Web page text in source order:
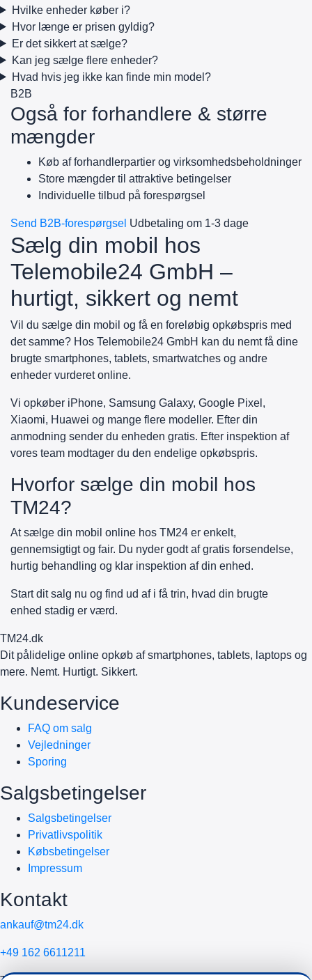
Hvilke enheder køber i?
Hvor længe er prisen gyldig?
Er det sikkert at sælge?
Kan jeg sælge flere enheder?
Hvad hvis jeg ikke kan finde min model?
B2B
Også for forhandlere & større
mængder
Køb af forhandlerpartier og virksomhedsbeholdninger
Store mængder til attraktive betingelser
Individuelle tilbud på forespørgsel
Send B2B-forespørgsel Udbetaling om 1-3 dage
Sælg din mobil hos
Telemobile24 GmbH –
hurtigt, sikkert og nemt
Vil du sælge din mobil og få en foreløbig opkøbspris med
det samme? Hos Telemobile24 GmbH kan du nemt få dine
brugte smartphones, tablets, smartwatches og andre
enheder vurderet online.
Vi opkøber iPhone, Samsung Galaxy, Google Pixel,
Xiaomi, Huawei og mange flere modeller. Efter din
anmodning sender du enheden gratis. Efter inspektion af
vores team modtager du den endelige opkøbspris.
Hvorfor sælge din mobil hos
TM24?
At sælge din mobil online hos TM24 er enkelt,
gennemsigtigt og fair. Du nyder godt af gratis forsendelse,
hurtig behandling og klar inspektion af din enhed.
Start dit salg nu og find ud af i få trin, hvad din brugte
enhed stadig er værd.
TM24.dk
Dit pålidelige online opkøb af smartphones, tablets, laptops og
mere. Nemt. Hurtigt. Sikkert.
Kundeservice
FAQ om salg
Vejledninger
Sporing
Salgsbetingelser
Salgsbetingelser
Privatlivspolitik
Købsbetingelser
Impressum
Kontakt
ankauf@tm24.dk
+49 162 6611211